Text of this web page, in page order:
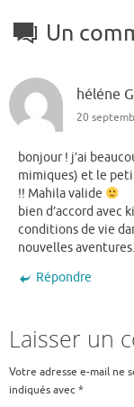
Un
héléne
20
bonjour ! j’ai
mimiques) et le
!! Mahila valide
bien d’accord avec
conditions de vie
nouvelles
Répondre
Laisser un
Votre adresse e-mail ne
indiqués avec*